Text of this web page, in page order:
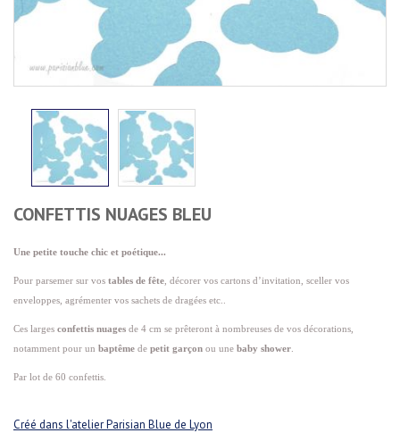
CONFETTIS NUAGES BLEU
Une petite touche chic et poétique...
Pour parsemer sur vos tables de fête , décorer vos cartons d’invitation, sceller vos
enveloppes, agrémenter vos sachets de dragées etc..
Ces larges confettis nuages de 4 cm se prêteront à nombreuses de vos décorations,
notamment pour un baptême de petit garçon ou une baby shower
Par lot de 60 confettis.
Créé dans l'atelier Parisian Blue de Lyon